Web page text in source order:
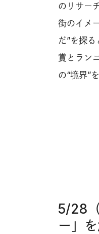
のリサー
街のイメ
だ”を探
賞とラン
の“境界”
5/28
ー」